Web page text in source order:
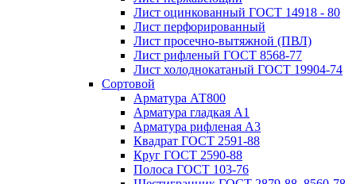
Лист оцинкованный ГОСТ 14918 - 80
Лист перфорированный
Лист просечно-вытяжной (ПВЛ)
Лист рифленый ГОСТ 8568-77
Лист холоднокатаный ГОСТ 19904-74
Сортовой
Арматура АТ800
Арматура гладкая А1
Арматура рифленая А3
Квадрат ГОСТ 2591-88
Круг ГОСТ 2590-88
Полоса ГОСТ 103-76